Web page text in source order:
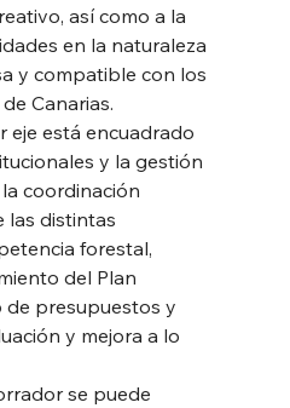
así como a la
en la naturaleza
y compatible con los
Canarias.
eje está encuadrado
y la gestión
coordinación
las distintas
forestal,
del Plan
presupuestos y
y mejora a lo
se puede